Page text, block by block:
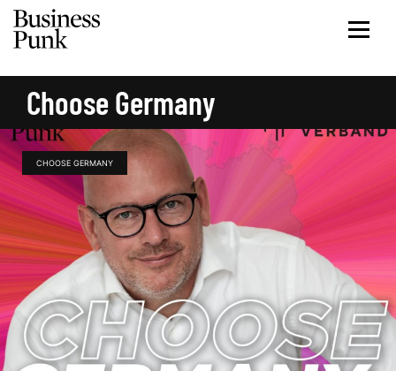
Choose Germany
CHOOSE GERMANY